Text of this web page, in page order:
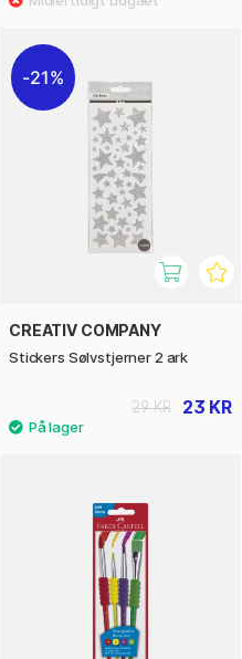
21%
CREATIV COMPANY
Stickers Sølvstjerner 2 ark
23 KR
29 KR